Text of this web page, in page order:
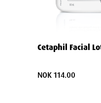
fuktighetskremer,
daglig. Bestill dine
Cetaphil Facial
NOK 114.00